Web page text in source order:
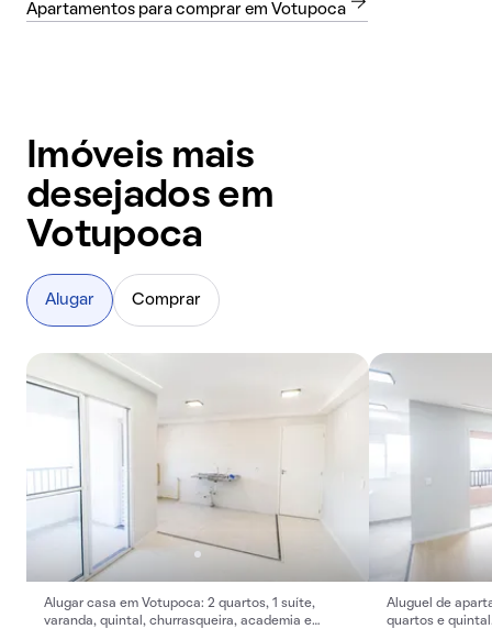
Apartamentos para comprar em Votupoca
Imóveis mais
desejados em
Votupoca
Alugar casa em Votupoca: 2 quartos, 1 suíte,
varanda, quintal, churrasqueira, academia e
Aluguel de
quartos e
Alugar Comprar